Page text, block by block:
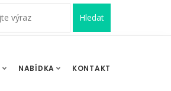
Hledat
NABÍDKA KONTAKT